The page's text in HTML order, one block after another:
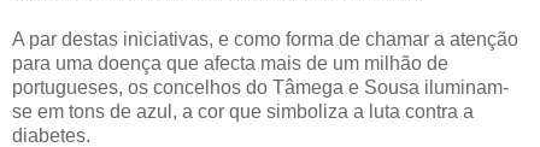
A par destas iniciativas, e como forma de chamar a atenção
para uma doença que afecta mais de um milhão de
portugueses, os concelhos do Tâmega e Sousa iluminam-
se em tons de azul, a cor que simboliza a luta contra a
diabetes.